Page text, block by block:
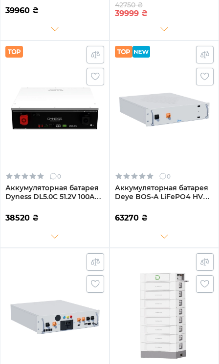
GBP2)
39960 ₴
42750 ₴
39999 ₴
0
Аккумуляторная батарея
Dyness DL5.0C 51.2V 100Ah
38520 ₴
0
Аккумуляторная батарея
Deye BOS-A LiFePO4 HV
BMS (BOS-A)
63270 ₴